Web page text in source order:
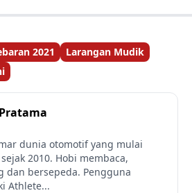
2021
Larangan Mudik
dunia otomotif yang mulai
2010. Hobi membaca,
dan bersepeda. Pengguna
Athlete...